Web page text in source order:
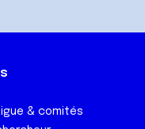
& comités